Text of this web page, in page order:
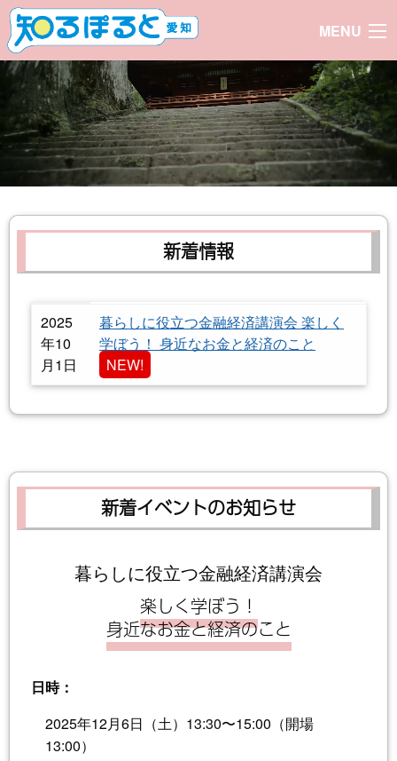
MENU
新着情報
表 新着情報
日付 タイトル
2025
年10
月1日
暮らしに役立つ金融経済講演会 楽しく
学ぼう！ 身近なお金と経済のこと
NEW!
新着イベントのお知らせ
暮らしに役立つ金融経済講演会
楽しく学ぼう！
身近なお金と経済のこと
日時：
2025年12月6日（土）13:30〜15:00（開場
13:00）